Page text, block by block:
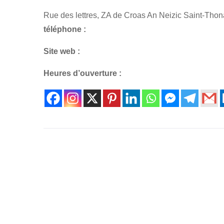
Rue des lettres, ZA de Croas An Neizic Saint-
téléphone :
Site web :
Heures d’ouverture :